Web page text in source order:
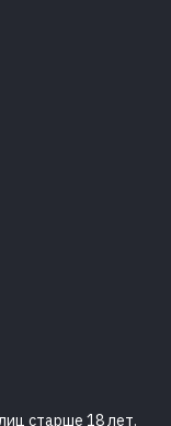
старше 18 лет.